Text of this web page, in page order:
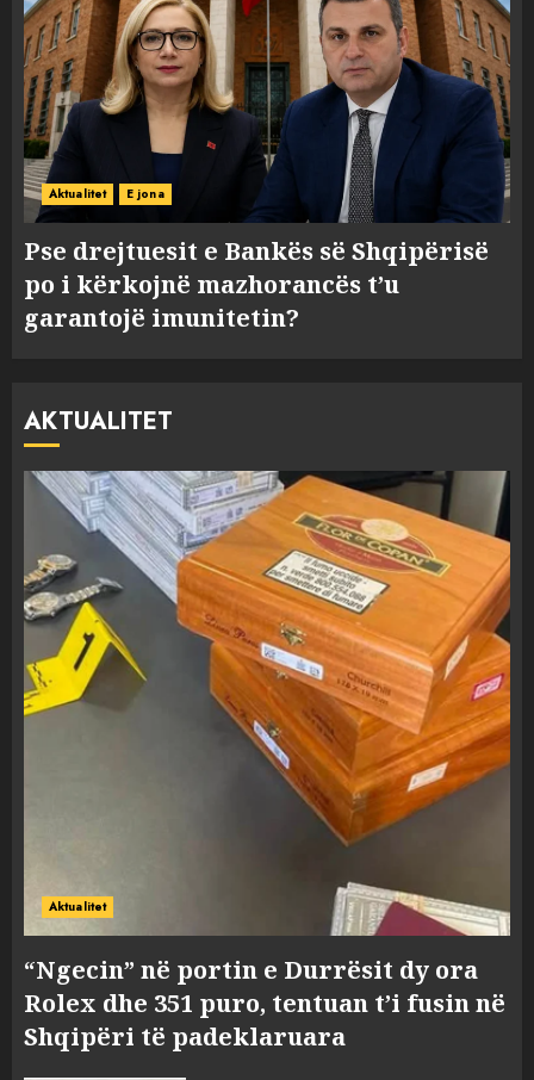
Aktualitet E jona
Pse drejtuesit e Bankës së Shqipërisë
po i kërkojnë mazhorancës t’u
garantojë imunitetin?
AKTUALITET
Aktualitet
“Ngecin” në portin e Durrësit dy ora
Rolex dhe 351 puro, tentuan t’i fusin në
Shqipëri të padeklaruara